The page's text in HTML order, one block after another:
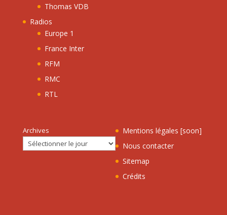
Thomas VDB
Radios
Europe 1
France Inter
RFM
RMC
RTL
Archives
Mentions légales [soon]
Nous contacter
Sitemap
Crédits